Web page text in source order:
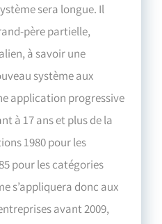
sera longue. Il
père partielle,
à savoir une
système aux
application progressive
à 17 ans et plus de la
1980 pour les
pour les catégories
s’appliquera donc aux
avant 2009,